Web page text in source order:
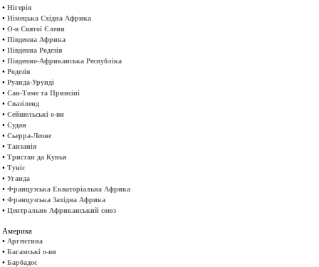
• Нігерія
• Німецька Східна Африка
• О-в Святої Єлени
• Південна Африка
• Південна Родезія
• Південно-Африканська Республіка
• Родезія
• Руанда-Урунді
• Сан-Томе та Принсіпі
• Свазіленд
• Сейшельські о-ви
• Судан
• Сьерра-Леоне
• Танзанія
• Тристан да Кунья
• Туніс
• Уганда
• Французська Екваторіальна Африка
• Французська Західна Африка
• Центрально Африканський союз
Америка
• Аргентина
• Багамські о-ви
• Барбадос